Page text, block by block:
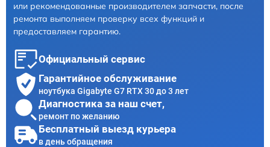
или рекомендованные производителем запчасти, после
ремонта выполняем проверку всех функций и
предоставляем гарантию.
Официальный сервис
Гарантийное обслуживание
ноутбука Gigabyte G7 RTX 30 до 3 лет
Диагностика за наш счет,
ремонт по желанию
Бесплатный выезд курьера
в день обращения